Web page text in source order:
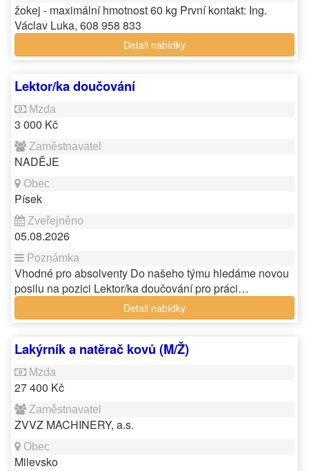
žokej - maximální hmotnost 60 kg První kontakt: Ing.
Václav Luka, 608 958 833
Detail nabídky
Lektor/ka doučování
3 000 Kč
NADĚJE
Písek
05.08.2026
Vhodné pro absolventy Do našeho týmu hledáme novou
posilu na pozici Lektor/ka doučování pro práci…
Detail nabídky
Lakýrník a natěrač kovů (M/Ž)
27 400 Kč
ZVVZ MACHINERY, a.s.
Milevsko